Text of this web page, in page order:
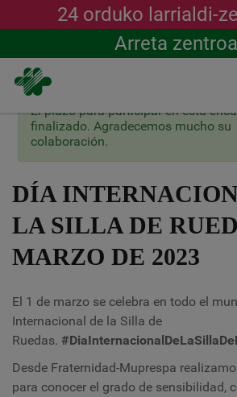
content
24 orduko larrialdi-
Arreta
DÍA
LA SILLA DE
MARZO DE 2023
El 1 de marzo se celebra en todo el
Internacional de la Silla de
Ruedas.
Desde Fraternidad-Muprespa
para conocer el grado de sensibilidad,
Mezu
egoera
El plazo para participar en esta
finalizado. Agradecemos mucho su
colaboración.